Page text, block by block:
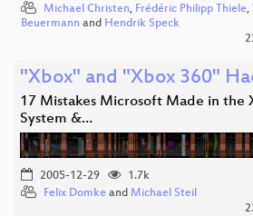
Michael Christen, Frédéric Philipp Thiele,
Beuermann and Hendrik Speck
"Xbox" and "Xbox 360"
17 Mistakes Microsoft Made in the
System &…
2005-12-29
1.7k
Felix Domke and Michael Steil